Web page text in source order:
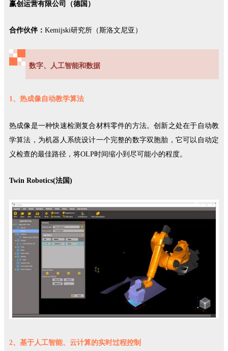
赢创运营有限公司（德国）
合作伙伴： Kemijski研究所（斯洛文尼亚）
数字、人工智能和数据
1、热成像自动教学算法
热成像是一种快速检测复合材料零件的方法。创新之处在于自动教
学算法，为机器人系统设计一个完整的数字双胞胎，它可以自动定
义检查的最佳路径，将OLP时间缩小到尽可能小的程度。
Twin Robotics(法国)
2、基于人工智能、云计算的实时过程控制